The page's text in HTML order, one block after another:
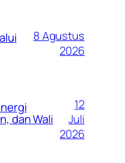
8 Agustus
2026
dan Wali
12
Juli
2026